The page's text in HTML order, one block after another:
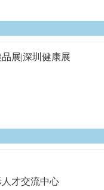
展|深圳健康展
才交流中心